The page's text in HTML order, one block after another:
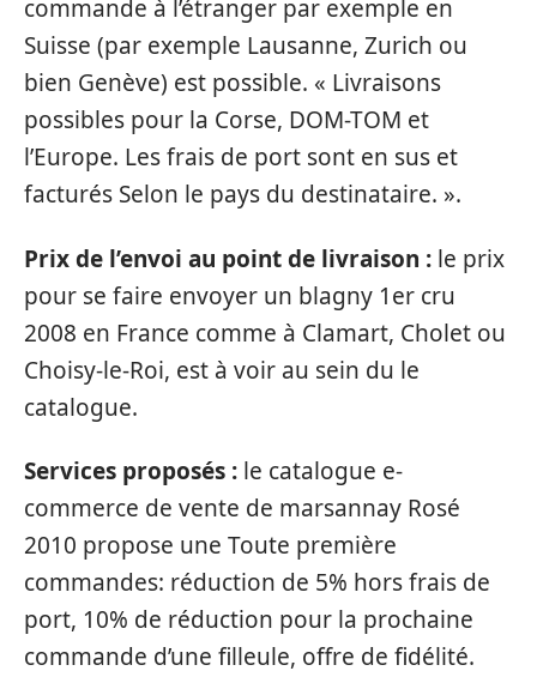
commande à l’étranger par exemple en
Suisse (par exemple Lausanne, Zurich ou
bien Genève) est possible. « Livraisons
possibles pour la Corse, DOM-TOM et
l’Europe. Les frais de port sont en sus et
facturés Selon le pays du destinataire. ».
Prix de l’envoi au point de livraison : le prix
pour se faire envoyer un blagny 1er cru
2008 en France comme à Clamart, Cholet ou
Choisy-le-Roi, est à voir au sein du le
catalogue.
Services proposés : le catalogue e-
commerce de vente de marsannay Rosé
2010 propose une Toute première
commandes: réduction de 5% hors frais de
port, 10% de réduction pour la prochaine
commande d’une filleule, offre de fidélité.